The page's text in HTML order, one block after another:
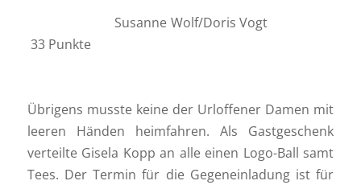
Susanne Wolf/Doris Vogt
33 Punkte
Übrigens musste keine der Urloffener Damen mit
leeren Händen heimfahren. Als Gastgeschenk
verteilte Gisela Kopp an alle einen Logo-Ball samt
Tees. Der Termin für die Gegeneinladung ist für